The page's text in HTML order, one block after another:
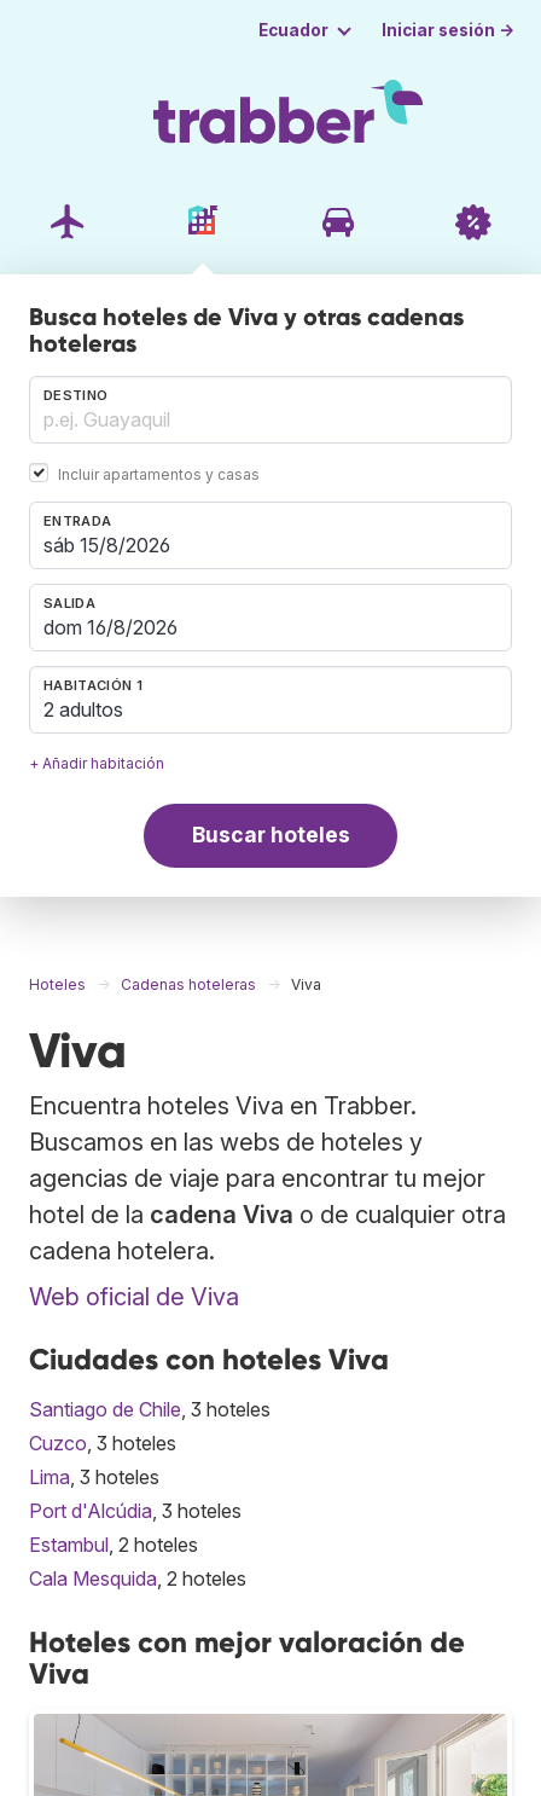
Ecuador Iniciar sesión →
Busca hoteles de Viva y otras cadenas
hoteleras
DESTINO
Incluir apartamentos y casas
ENTRADA
SALIDA
HABITACIÓN 1
2 adultos
+ Añadir habitación
Buscar hoteles
Hoteles Cadenas hoteleras Viva
Viva
Encuentra hoteles Viva en Trabber.
Buscamos en las webs de hoteles y
agencias de viaje para encontrar tu mejor
hotel de la cadena Viva o de cualquier otra
cadena hotelera.
Web oficial de Viva
Ciudades con hoteles Viva
Santiago de Chile , 3 hoteles
Cuzco , 3 hoteles
Lima , 3 hoteles
Port d'Alcúdia , 3 hoteles
Estambul , 2 hoteles
Cala Mesquida , 2 hoteles
Hoteles con mejor valoración de
Viva